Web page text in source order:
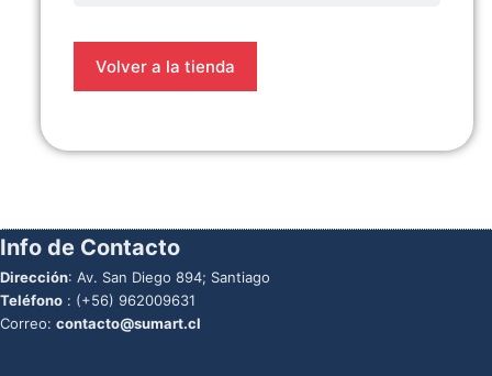
Volver a la tienda
Info de Contacto
Dirección: Av. San Diego 894; Santiago
Teléfono : (+56) 962009631
Correo: contacto@sumart.cl